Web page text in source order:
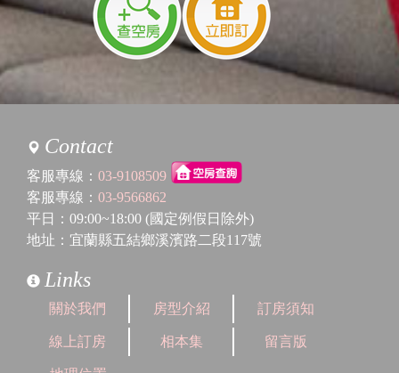
Contact
客服專線： 03-9108509
客服專線： 03-9566862
平日：09:00~18:00 (國定例假日除外)
地址：宜蘭縣五結鄉溪濱路二段117號
Links
關於我們 房型介紹 訂房須知
線上訂房 相本集 留言版